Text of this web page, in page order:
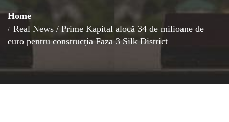
Home
Real News / Prime Kapital alocă 34 de milioane de
euro pentru construcția Faza 3 Silk District